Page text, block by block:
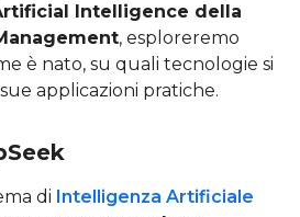
Intelligence della
, esploreremo
è nato, su quali tecnologie si
applicazioni pratiche.
di Intelligenza Artificiale